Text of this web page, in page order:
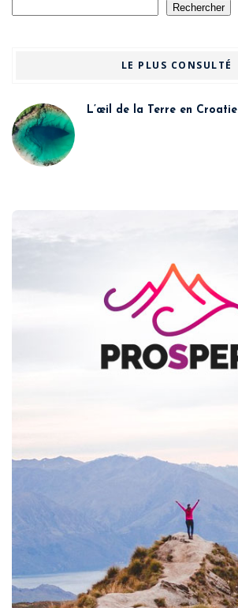
Rechercher
LE PLUS CONSULTÉ
L’œil de la Terre en Croatie